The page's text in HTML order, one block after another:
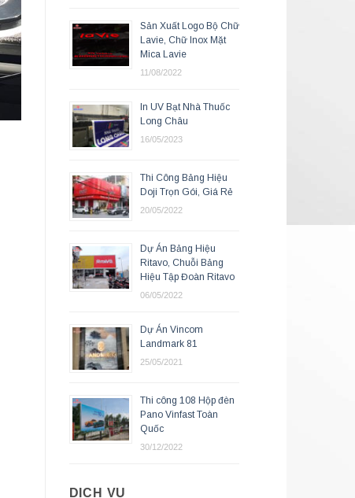
Sản Xuất Logo Bộ Chữ
Lavie, Chữ Inox Mặt
Mica Lavie
11/08/2022
In UV Bạt Nhà Thuốc
Long Châu
16/05/2023
Thi Công Bảng Hiệu
Doji Trọn Gói, Giá Rẻ
20/05/2022
Dự Án Bảng Hiệu
Ritavo, Chuỗi Bảng
Hiệu Tập Đoàn Ritavo
06/05/2022
Dự Án Vincom
Landmark 81
25/05/2021
Thi công 108 Hộp đèn
Pano Vinfast Toàn
Quốc
30/12/2022
DỊCH VỤ